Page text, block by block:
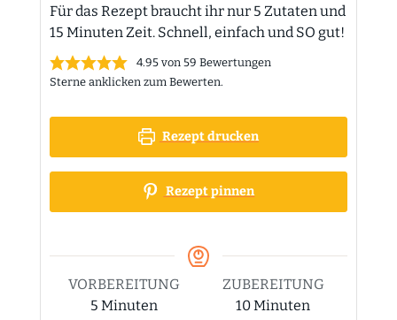
Für das Rezept braucht ihr nur 5 Zutaten und
15 Minuten Zeit. Schnell, einfach und SO gut!
4.95von 59 Bewertungen
Sterne anklicken zum Bewerten.
Rezept drucken
Rezept pinnen
VORBEREITUNG
5Minuten
Minuten
ZUBEREITUNG
10Minuten
Minuten